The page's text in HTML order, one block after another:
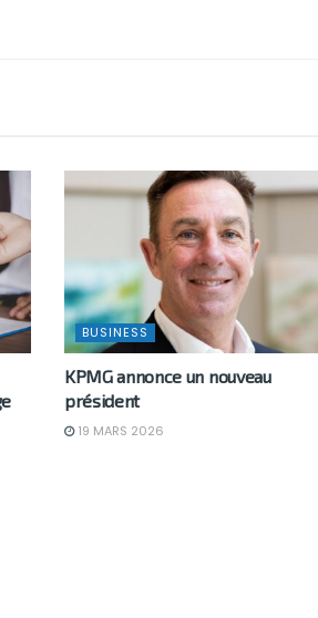
BUSINESS
KPMG annonce un nouveau
président
19 MARS 2026